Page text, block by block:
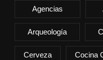
Agencias
Arqueología
Cerveza Cocina